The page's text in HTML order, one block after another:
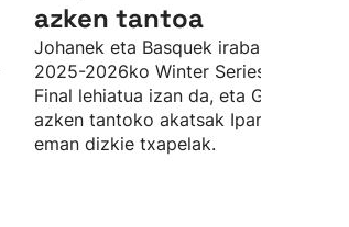
azken tantoa
Johanek eta Basquek irabazi dute
2025-2026ko Winter Series
Final lehiatua izan da, eta Goitiaren
azken tantoko akatsak Iparraldekoei
eman dizkie txapelak.